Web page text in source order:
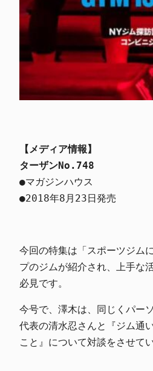
【メディア情報】
ターザンNo.748
●マガジンハウス
●2018年8月23日発売
今回の特集は「スポーツジム
プのジムが紹介され、上手な
必見です。
今号で、澤木は、同じくパー
代表の清水忍さんと『ジム通
こと』について対談をさせて